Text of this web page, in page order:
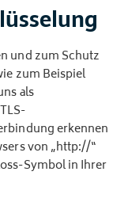
und zum Schutz
zum Beispiel
als
erkennen
von „http://“
Symbol in Ihrer